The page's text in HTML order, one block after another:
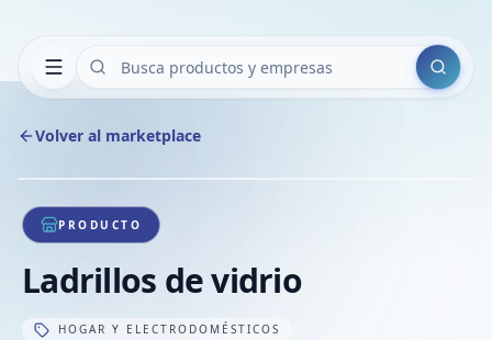
Buscar
Volver al marketplace
1/1
PRODUCTO
Ladrillos de vidrio
HOGAR Y ELECTRODOMÉSTICOS